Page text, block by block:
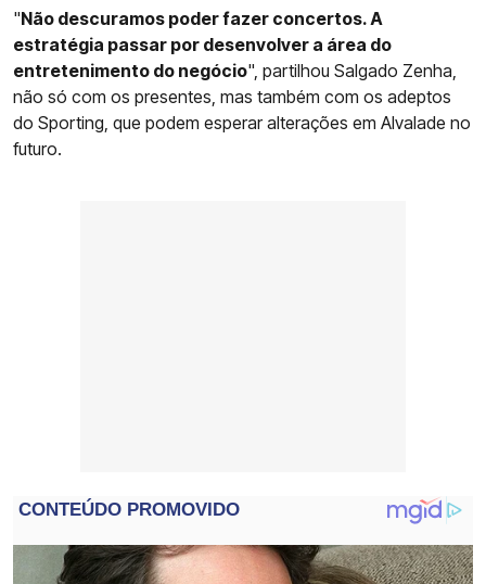
"Não descuramos poder fazer concertos. A
estratégia passar por desenvolver a área do
entretenimento do negócio", partilhou Salgado Zenha,
não só com os presentes, mas também com os adeptos
do Sporting, que podem esperar alterações em Alvalade no
futuro.